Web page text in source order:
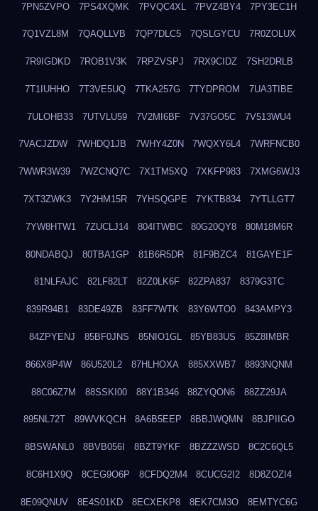
7PN5ZVPO 7PS4XQMK 7PVQC4XL 7PVZ4BY4 7PY3EC1H
7Q1VZL8M 7QAQLLVB 7QP7DLC5 7QSLGYCU 7R0ZOLUX
7R9IGDKD 7ROB1V3K 7RPZVSPJ 7RX9CIDZ 7SH2DRLB
7T1IUHHO 7T3VE5UQ 7TKA257G 7TYDPROM 7UA3TIBE
7ULOHB33 7UTVLU59 7V2MI6BF 7V37GO5C 7V513WU4
7VACJZDW 7WHDQ1JB 7WHY4Z0N 7WQXY6L4 7WRFNCB0
7WWR3W39 7WZCNQ7C 7X1TM5XQ 7XKFP983 7XMG6WJ3
7XT3ZWK3 7Y2HM15R 7YHSQGPE 7YKTB834 7YTLLGT7
7YW8HTW1 7ZUCLJ14 804ITWBC 80G20QY8 80M18M6R
80NDABQJ 80TBA1GP 81B6R5DR 81F9BZC4 81GAYE1F
81NLFAJC 82LF82LT 82Z0LK6F 82ZPA837 8379G3TC
839R94B1 83DE49ZB 83FF7WTK 83Y6WTO0 843AMPY3
84ZPYENJ 85BF0JNS 85NIO1GL 85YB83US 85Z8IMBR
866X8P4W 86U520L2 87HLHOXA 885XXWB7 8893NQNM
88C06Z7M 88SSKI00 88Y1B346 88ZYQON6 88ZZ29JA
895NL72T 89WVKQCH 8A6B5EEP 8BBJWQMN 8BJPIIGO
8BSWANL0 8BVB056I 8BZT9YKF 8BZZZWSD 8C2C6QL5
8C6H1X9Q 8CEG9O6P 8CFDQ2M4 8CUCG2I2 8D8ZOZI4
8E09QNUV 8E4S01KD 8ECXEKP8 8EK7CM3O 8EMTYC6G